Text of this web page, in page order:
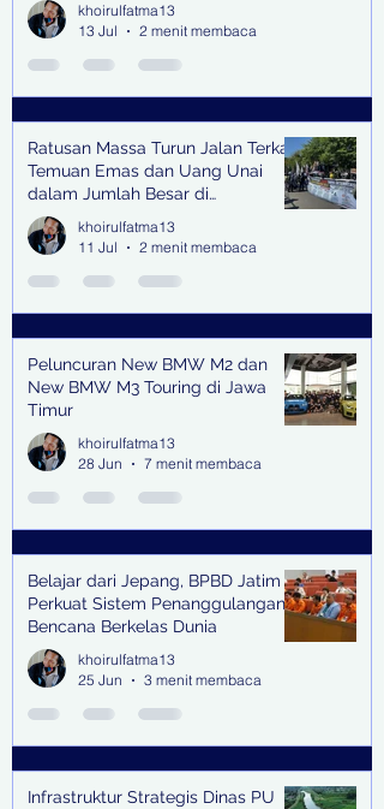
khoirulfatma13
13 Jul
2 menit membaca
Ratusan Massa Turun Jalan Terkait
Temuan Emas dan Uang Unai
dalam Jumlah Besar di
Lingkungan Jampidsus Kejaksaan
Agung RI di Jakarta
khoirulfatma13
11 Jul
2 menit membaca
Peluncuran New BMW M2 dan
New BMW M3 Touring di Jawa
Timur
khoirulfatma13
28 Jun
7 menit membaca
Belajar dari Jepang, BPBD Jatim
Perkuat Sistem Penanggulangan
Bencana Berkelas Dunia
khoirulfatma13
25 Jun
3 menit membaca
Infrastruktur Strategis Dinas PU